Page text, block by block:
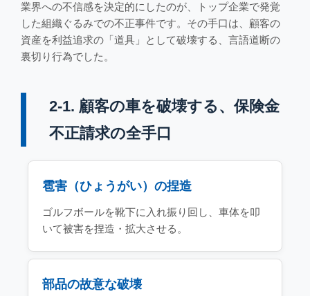
業界への不信感を決定的にしたのが、トップ企業で発覚
した組織ぐるみでの不正事件です。その手口は、顧客の
資産を利益追求の「道具」として破壊する、言語道断の
裏切り行為でした。
2-1. 顧客の車を破壊する、保険金
不正請求の全手口
雹害（ひょうがい）の捏造
ゴルフボールを靴下に入れ振り回し、車体を叩
いて被害を捏造・拡大させる。
部品の故意な破壊